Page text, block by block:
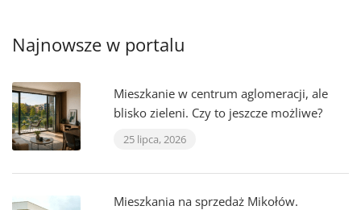
Najnowsze w portalu
Mieszkanie w centrum aglomeracji, ale
blisko zieleni. Czy to jeszcze możliwe?
25 lipca, 2026
Mieszkania na sprzedaż Mikołów.